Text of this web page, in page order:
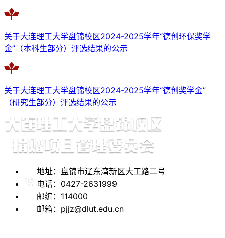
关于大连理工大学盘锦校区2024-2025学年“德创环保奖学
金”（本科生部分）评选结果的公示
关于大连理工大学盘锦校区2024-2025学年“德创奖学金”
（研究生部分）评选结果的公示
地址：盘锦市辽东湾新区大工路二号
电话：0427-2631999
邮编：114000
邮箱：pjjz@dlut.edu.cn